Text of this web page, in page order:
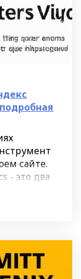
сайте.
- это два